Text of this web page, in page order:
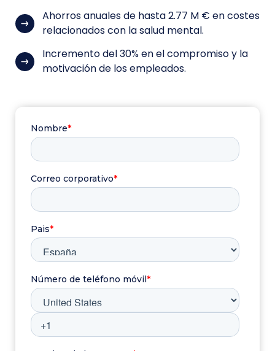
Ahorros anuales de hasta 2.77 M € en costes
relacionados con la salud mental.
Incremento del 30% en el compromiso y la
motivación de los empleados.